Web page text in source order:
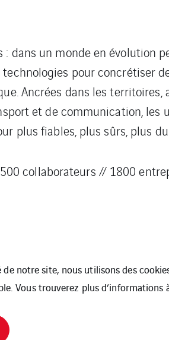
dans un monde en évolution
pour concrétiser
Ancrées dans les territoires,
et de communication, les
plus fiables, plus sûrs, plus
collaborateurs // 1800
notre site, nous utilisons des
Vous trouverez plus d’informations